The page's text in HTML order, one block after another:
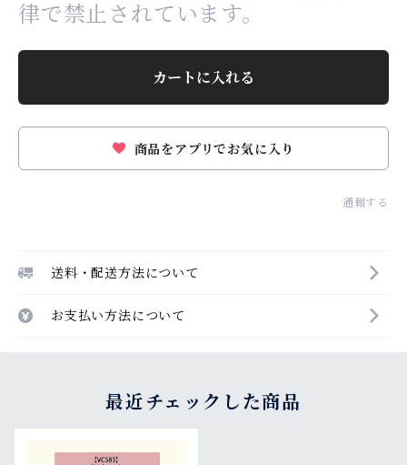
律で禁止されています。
カートに入れる
商品をアプリでお気に入り
通報する
送料・配送方法について
お支払い方法について
最近チェックした商品